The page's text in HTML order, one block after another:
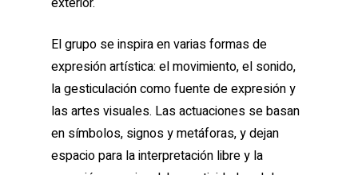
El grupo se inspira en varias formas de
expresión artística: el movimiento, el sonido,
la gesticulación como fuente de expresión y
las artes visuales. Las actuaciones se basan
en símbolos, signos y metáforas, y dejan
espacio para la interpretación libre y la